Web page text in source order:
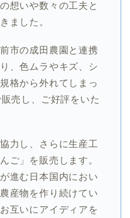
想いや数々の工夫と
ました。
市の成田農園と連携
、色ムラやキズ、シ
格から外れてしまっ
売し、ご好評をいた
力し、さらに生産工
ご」を販売します。
進む日本国内におい
産物を作り続けてい
互いにアイディアを